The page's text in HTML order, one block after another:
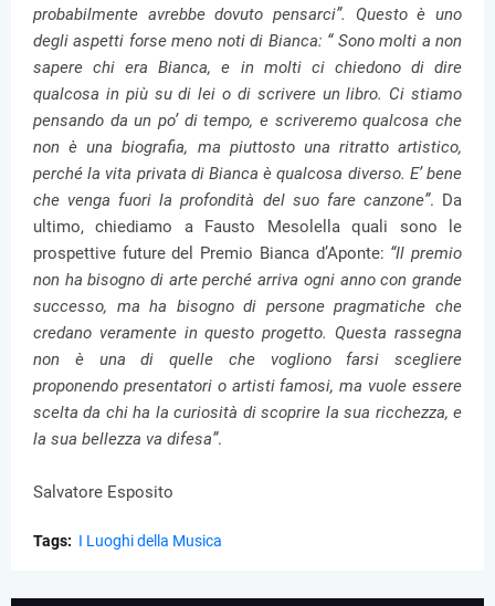
probabilmente avrebbe dovuto pensarci”. Questo è uno
degli aspetti forse meno noti di Bianca: “ Sono molti a non
sapere chi era Bianca, e in molti ci chiedono di dire
qualcosa in più su di lei o di scrivere un libro. Ci stiamo
pensando da un po’ di tempo, e scriveremo qualcosa che
non è una biografia, ma piuttosto una ritratto artistico,
perché la vita privata di Bianca è qualcosa diverso. E’ bene
che venga fuori la profondità del suo fare canzone”. Da
ultimo, chiediamo a Fausto Mesolella quali sono le
prospettive future del Premio Bianca d’Aponte: “Il premio
non ha bisogno di arte perché arriva ogni anno con grande
successo, ma ha bisogno di persone pragmatiche che
credano veramente in questo progetto. Questa rassegna
non è una di quelle che vogliono farsi scegliere
proponendo presentatori o artisti famosi, ma vuole essere
scelta da chi ha la curiosità di scoprire la sua ricchezza, e
la sua bellezza va difesa”.
Salvatore Esposito
Tags: I Luoghi della Musica